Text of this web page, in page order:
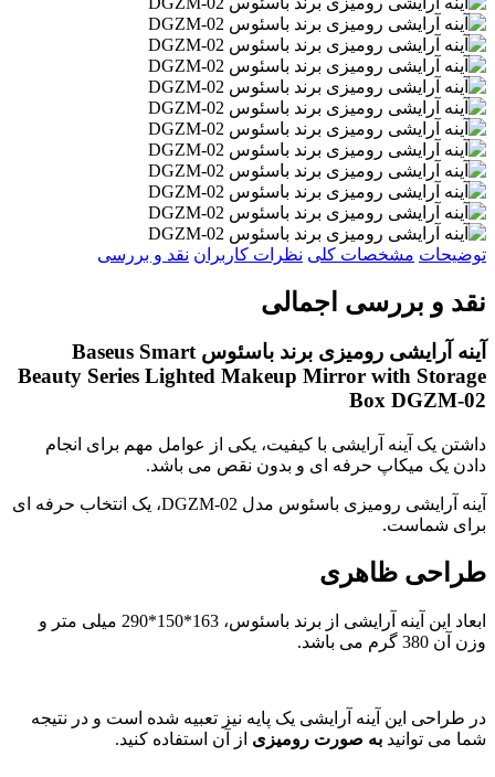
توضیحات مشخصات کلی نظرات کاربران نقد و بررسی
نقد و بررسی اجمالی
آینه آرایشی رومیزی برند باسئوس Baseus Smart
Beauty Series Lighted Makeup Mirror with Storage
Box DGZM-02
داشتن یک آینه آرایشی با کیفیت، یکی از عوامل مهم برای انجام
دادن یک میکاپ حرفه ای و بدون نقص می باشد.
آینه آرایشی رومیزی باسئوس مدل DGZM-02، یک انتخاب حرفه ای
برای شماست.
طراحی ظاهری
ابعاد این آینه آرایشی از برند باسئوس، 163*150*290 میلی متر و
وزن آن 380 گرم می باشد.
در طراحی این آینه آرایشی یک پایه نیز تعبیه شده است و در نتیجه
شما می توانید به صورت رومیزی از آن استفاده کنید.